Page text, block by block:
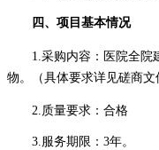
四、项目基本情况
1.采购内容： 医院全院
物。
（具体要求详见磋商文
2.质量要求： 合格
3.服务期限 ： 3年。